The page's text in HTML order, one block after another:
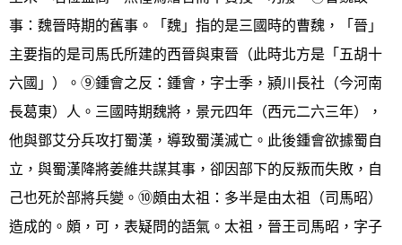
事：魏晉時期的舊事。「魏」指的是三國時的曹魏，「晉」
主要指的是司馬氏所建的西晉與東晉（此時北方是「五胡十
六國」）。⑨鍾會之反：鍾會，字士季，潁川長社（今河南
長葛東）人。三國時期魏將，景元四年（西元二六三年），
他與鄧艾分兵攻打蜀漢，導致蜀漢滅亡。此後鍾會欲據蜀自
立，與蜀漢降將姜維共謀其事，卻因部下的反叛而失敗，自
己也死於部將兵變。⑩頗由太祖：多半是由太祖（司馬昭）
造成的。頗，可，表疑問的語氣。太祖，晉王司馬昭，字子